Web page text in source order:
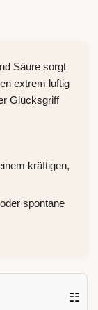
Säure sorgt
extrem luftig
Glücksgriff
kräftigen,
spontane
☷